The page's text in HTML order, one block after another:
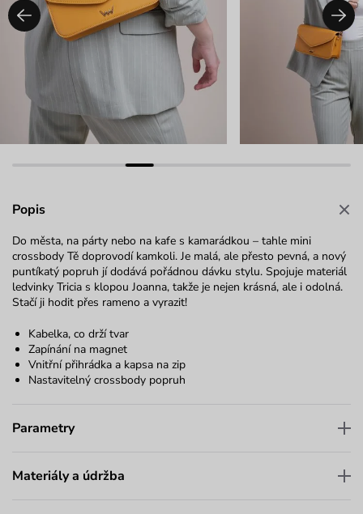
Popis
Do města, na párty nebo na kafe s kamarádkou – tahle mini
crossbody Tě doprovodí kamkoli. Je malá, ale přesto pevná, a nový
puntíkatý popruh jí dodává pořádnou dávku stylu. Spojuje materiál
ledvinky Tricia s klopou Joanna, takže je nejen krásná, ale i odolná.
Stačí ji hodit přes rameno a vyrazit!
Kabelka, co drží tvar
Zapínání na magnet
Vnitřní přihrádka a kapsa na zip
Nastavitelný crossbody popruh
Parametry
Materiály a údržba